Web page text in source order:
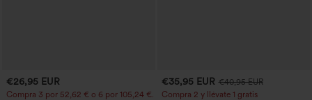
€26,95 EUR
Compra 3 por 52,62 € o 6 por 105,24 €.
€35,95 EUR €40,95 EUR
Compra 2 y llévate 1 gratis